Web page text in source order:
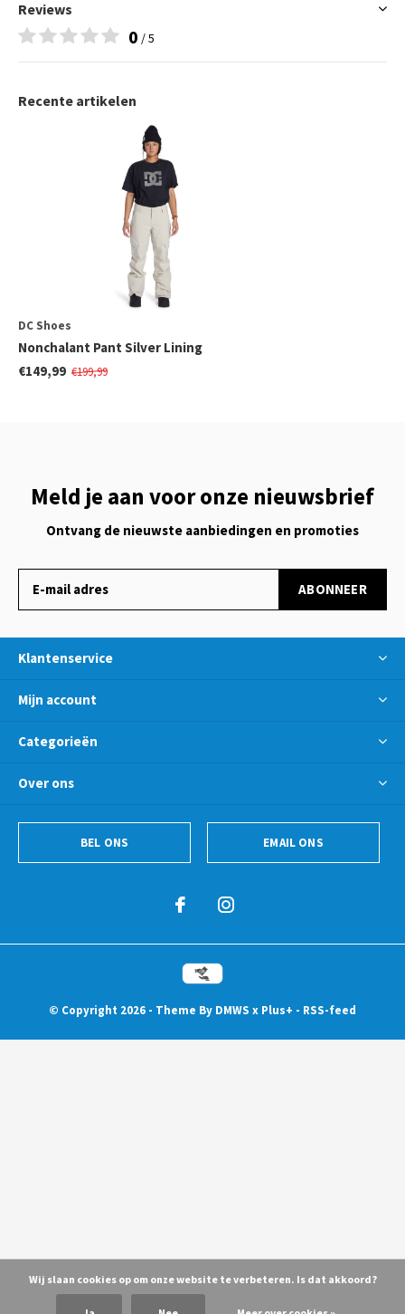
Reviews
0 / 5
Recente artikelen
DC Shoes
Nonchalant Pant Silver Lining
€149,99 €199,99
Meld je aan voor onze nieuwsbrief
Ontvang de nieuwste aanbiedingen en promoties
ABONNEER
Klantenservice
Mijn account
Categorieën
Over ons
BEL ONS EMAIL ONS
© Copyright 2026 - Theme By DMWS x Plus+ - RSS-feed
Wij slaan cookies op om onze website te verbeteren. Is dat akkoord?